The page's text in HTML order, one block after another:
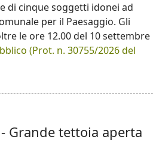
di cinque soggetti idonei ad
per il Paesaggio. Gli
le ore 12.00 del 10 settembre
(Prot. n. 30755/2026 del
Grande tettoia aperta